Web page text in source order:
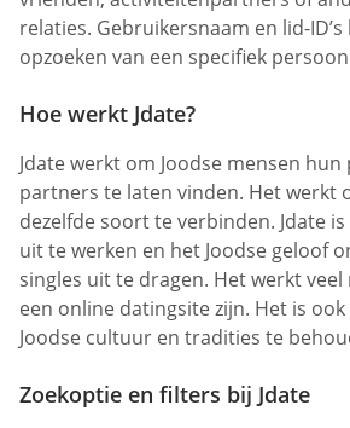
relaties. Gebruikersnaam en lid-
opzoeken van een specifiek
Hoe werkt Jdate?
Jdate werkt om Joodse mensen
partners te laten vinden. Het werkt
dezelfde soort te verbinden. Jdate
uit te werken en het Joodse geloof
singles uit te dragen. Het werkt
een online datingsite zijn. Het is
Joodse cultuur en tradities te
Zoekoptie en filters bij Jdate